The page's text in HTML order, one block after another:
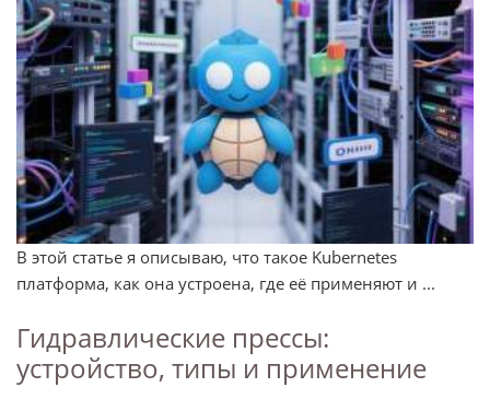
В этой статье я описываю, что такое Kubernetes
платформа, как она устроена, где её применяют и ...
Гидравлические прессы:
устройство, типы и применение